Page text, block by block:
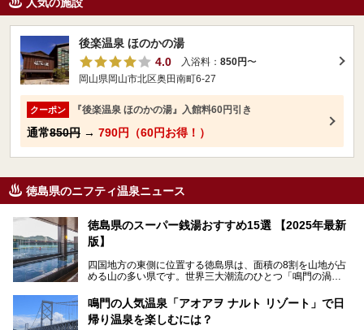
後楽温泉 ほのかの湯
4.0
入浴料： 850円〜
岡山県岡山市北区奥田南町6-27
クーポン 『後楽温泉 ほのかの湯』入館料60円引き
通常850円 → 790円（60円お得！）
徳島県のニフティ温泉ニュース
徳島県のスーパー銭湯おすすめ15選 【2025年最新
版】
四国地方の東側に位置する徳島県は、面積の8割を山地が占
める山の多い県です。世界三大潮流のひとつ「鳴門の渦
吉野川上流域の秘境・祖谷渓、アカウミガメの産卵地として
知られる太平洋岸の大浜海岸など、同じ徳島県内でも、山に
隔てられた地域ごとに異なる風情を楽しめます。
鳴門の人気温泉「アオアヲ ナルト リゾート」で日
帰り温泉を楽しむには？